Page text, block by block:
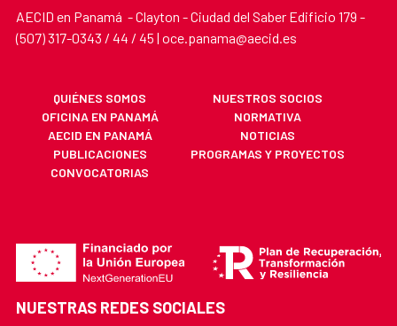
AECID en Panamá - Clayton - Ciudad del Saber Edificio 179 -
(507) 317-0343 / 44 / 45 | oce.panama@aecid.es
QUIÉNES SOMOS
NUESTROS SOCIOS
OFICINA EN PANAMÁ
NORMATIVA
AECID EN PANAMÁ
NOTICIAS
PUBLICACIONES
PROGRAMAS Y PROYECTOS
CONVOCATORIAS
NUESTRAS REDES SOCIALES